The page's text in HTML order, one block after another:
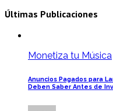
Últimas Publicaciones
Monetiza tu Música
Anuncios Pagados para
Deben Saber Antes de